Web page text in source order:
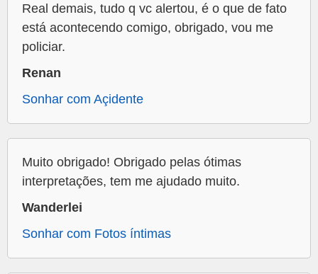
Real demais, tudo q vc alertou, é o que de fato
está acontecendo comigo, obrigado, vou me
policiar.
Renan
Sonhar com Açidente
Muito obrigado! Obrigado pelas ótimas
interpretações, tem me ajudado muito.
Wanderlei
Sonhar com Fotos íntimas